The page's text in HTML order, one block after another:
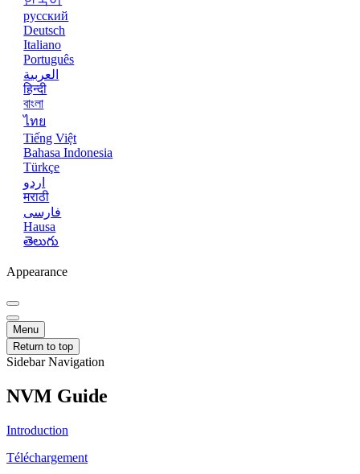
русский
Deutsch
Italiano
Português
العربية
हिन्दी
বাংলা
ไทย
Tiếng Việt
Bahasa Indonesia
Türkçe
اردو
मराठी
فارسی
Hausa
తెలుగు
Appearance
Menu
Return to top
Sidebar Navigation
NVM Guide
Introduction
Téléchargement